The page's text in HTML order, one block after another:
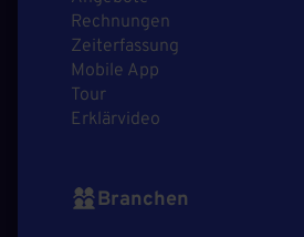
Rechnungen
Zeiterfassung
Mobile App
Tour
Erklärvideo
Branchen